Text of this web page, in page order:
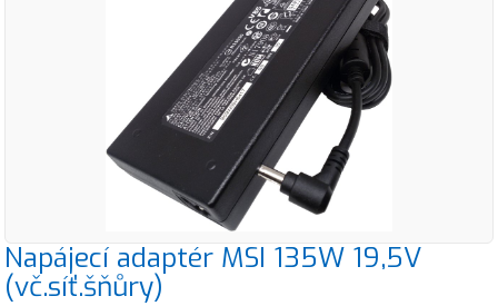
Napájecí adaptér MSI 135W 19,5V
(vč.síť.šňůry)